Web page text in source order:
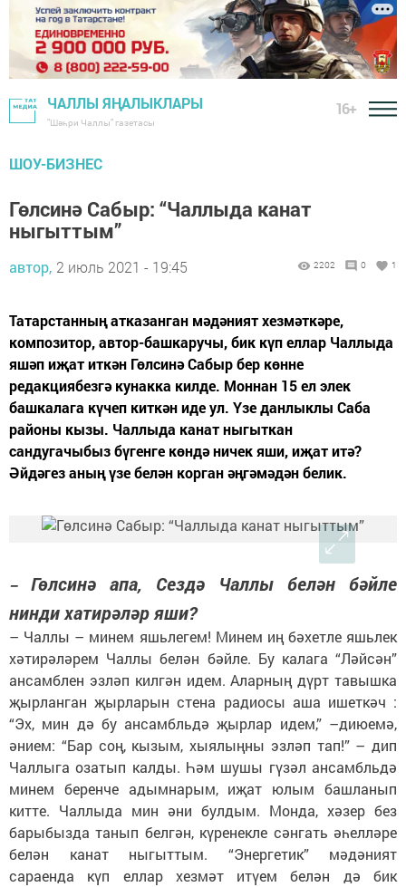
ЧАЛЛЫ ЯҢАЛЫКЛАРЫ
"Шәһри Чаллы" газетасы
16+
ШОУ-БИЗНЕС
Гөлсинә Сабыр: “Чаллыда канат
ныгыттым”
автор, 2 июль 2021 - 19:45 2202 0 1
Татарстанның атказанган мәдәният хезмәткәре,
композитор, автор-башкаручы, бик күп еллар Чаллыда
яшәп иҗат иткән Гөлсинә Сабыр бер көнне
редакциябезгә кунакка килде. Моннан 15 ел элек
башкалага күчеп киткән иде ул. Үзе данлыклы Саба
районы кызы. Чаллыда канат ныгыткан
сандугачыбыз бүгенге көндә ничек яши, иҗат итә?
Әйдәгез аның үзе белән корган әңгәмәдән белик.
– Гөлсинә апа, Сездә Чаллы белән бәйле
нинди хатирәләр яши?
– Чаллы – минем яшьлегем! Минем иң бәхетле яшьлек
хәтирәләрем Чаллы белән бәйле. Бу калага “Ләйсән”
ансамблен эзләп килгән идем. Аларның дүрт тавышка
җырланган җырларын стена радиосы аша ишеткәч :
“Эх, мин дә бу ансамбльдә җырлар идем,” –диюемә,
әнием: “Бар соң, кызым, хыялыңны эзләп тап!” – дип
Чаллыга озатып калды. Һәм шушы гүзәл ансамбльдә
минем беренче адымнарым, иҗат юлым башланып
китте. Чаллыда мин әни булдым. Монда, хәзер без
барыбызда танып белгән, күренекле сәнгать әһелләре
белән канат ныгыттым. “Энергетик” мәдәният
сараенда күп еллар хезмәт итүем белән дә бик